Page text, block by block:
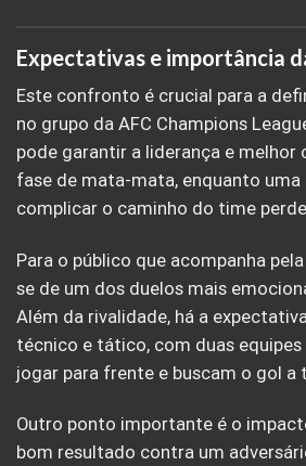
Expectativas e importância
Este confronto é crucial para a
no grupo da AFC Champions
pode garantir a liderança e melhor
fase de mata-mata, enquanto
complicar o caminho do time
Para o público que acompanha pela
se de um dos duelos mais
Além da rivalidade, há a
técnico e tático, com duas
jogar para frente e buscam o gol
Outro ponto importante é o
bom resultado contra um